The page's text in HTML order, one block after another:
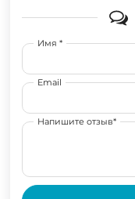
Имя *
Email
Напишите отзыв*